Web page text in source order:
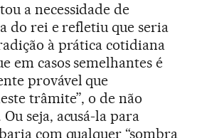
a necessidade de
do rei e refletiu que seria
à prática cotidiana
em casos semelhantes é
provável que
trâmite”, o de não
seja, acusá-la para
com qualquer “sombra